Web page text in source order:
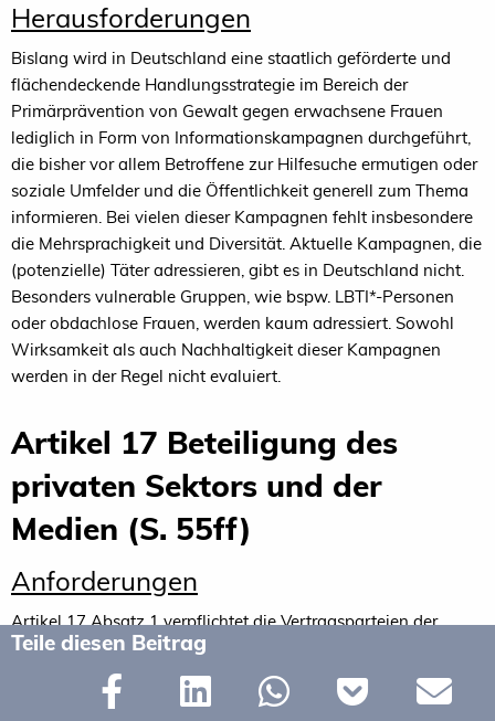
Herausforderungen
Bislang wird in Deutschland eine staatlich geförderte und
flächendeckende Handlungsstrategie im Bereich der
Primärprävention von Gewalt gegen erwachsene Frauen
lediglich in Form von Informationskampagnen durchgeführt,
die bisher vor allem Betroffene zur Hilfesuche ermutigen oder
soziale Umfelder und die Öffentlichkeit generell zum Thema
informieren. Bei vielen dieser Kampagnen fehlt insbesondere
die Mehrsprachigkeit und Diversität. Aktuelle Kampagnen, die
(potenzielle) Täter adressieren, gibt es in Deutschland nicht.
Besonders vulnerable Gruppen, wie bspw. LBTI*-Personen
oder obdachlose Frauen, werden kaum adressiert. Sowohl
Wirksamkeit als auch Nachhaltigkeit dieser Kampagnen
werden in der Regel nicht evaluiert.
Artikel 17 Beteiligung des
privaten Sektors und der
Medien (S. 55ff)
Anforderungen
Artikel 17 Absatz 1 verpflichtet die Vertragsparteien der
Istanbul-Konvention den privaten Sektor, den IKT-Sektor und
die Medien zu ermutigen an der Erarbeitung und
insbesondere der Umsetzung lokaler, regionaler oder
Teile diesen Beitrag